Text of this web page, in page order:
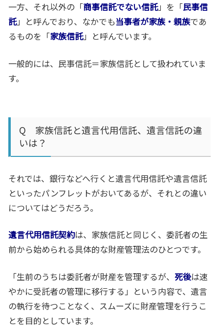
一方、それ以外の「商事信託でない信託」を「民事信
託」と呼んでおり、なかでも当事者が家族・親族であ
るものを「家族信託」と呼んでいます。
一般的には、民事信託＝家族信託として扱われていま
す。
Q 家族信託と遺言代用信託、遺言信託の違
いは？
それでは、銀行などへ行くと遺言代用信託や遺言信託
といったパンフレットがおいてあるが、それとの違い
についてはどうだろう。
遺言代用信託契約は、家族信託と同じく、委託者の生
前から始められる具体的な財産管理法のひとつです。
「生前のうちは委託者が財産を管理するが、 死後は速
やかに受託者の管理に移行する」という内容で、遺言
の執行を待つことなく、スムーズに財産管理を行うこ
とを目的としています。